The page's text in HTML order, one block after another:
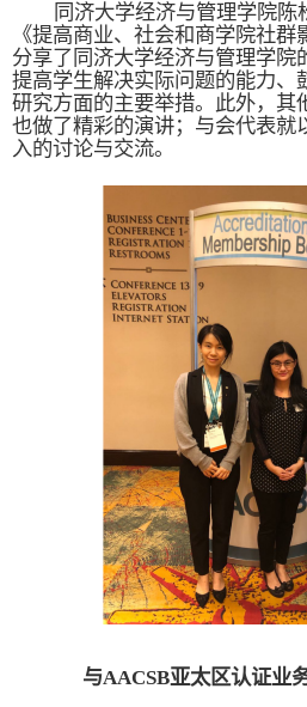
同济大学经济与管理学院
《提高商业、社会和商学院社
分享了同济大学经济与管理学院
提高学生解决实际问题的能力、
研究方面的主要举措。此外，其
也做了精彩的演讲；与会代表就
入的讨论与交流。
与AACSB亚太区认证业